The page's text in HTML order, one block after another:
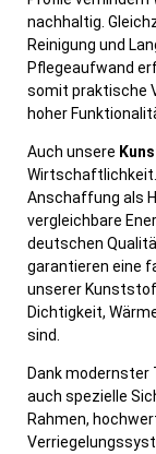
nachhaltig.
Reinigung und
Pflegeaufwand
somit praktische
hoher
Auch unsere
Anschaffung als
vergleichbare
deutschen
garantieren eine
unserer
Dichtigkeit,
sind.
Dank modernster
auch spezielle
Rahmen,